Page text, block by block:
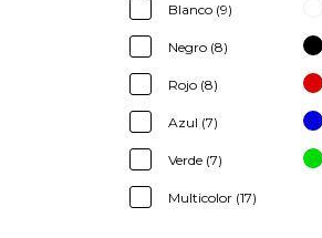
Blanco (9)
Negro (8)
Rojo (8)
Azul (7)
Verde (7)
Multicolor (17)